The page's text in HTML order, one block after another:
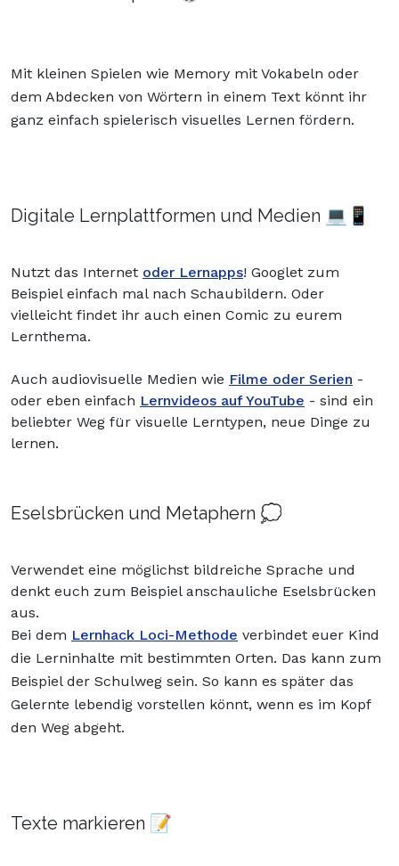
Mit kleinen Spielen wie Memory mit Vokabeln oder
dem Abdecken von Wörtern in einem Text könnt ihr
ganz einfach spielerisch visuelles Lernen fördern.
Digitale Lernplattformen und Medien 💻📱
Nutzt das Internet oder Lernapps! Googlet zum
Beispiel einfach mal nach Schaubildern. Oder
vielleicht findet ihr auch einen Comic zu eurem
Lernthema.
Auch audiovisuelle Medien wie Filme oder Serien -
oder eben einfach Lernvideos auf YouTube - sind ein
beliebter Weg für visuelle Lerntypen, neue Dinge zu
lernen.
Eselsbrücken und Metaphern 💭
Verwendet eine möglichst bildreiche Sprache und
denkt euch zum Beispiel anschauliche Eselsbrücken
aus.
Bei dem Lernhack Loci-Methode verbindet euer Kind
die Lerninhalte mit bestimmten Orten. Das kann zum
Beispiel der Schulweg sein. So kann es später das
Gelernte lebendig vorstellen könnt, wenn es im Kopf
den Weg abgeht.
Texte markieren 📝